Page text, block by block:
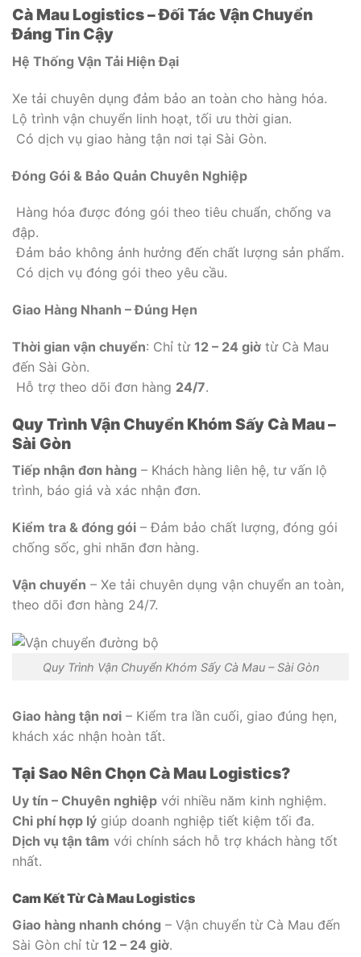
Cà Mau Logistics – Đối Tác Vận Chuyển
Đáng Tin Cậy
Hệ Thống Vận Tải Hiện Đại
Xe tải chuyên dụng đảm bảo an toàn cho hàng hóa.
Lộ trình vận chuyển linh hoạt, tối ưu thời gian.
Có dịch vụ giao hàng tận nơi tại Sài Gòn.
Đóng Gói & Bảo Quản Chuyên Nghiệp
Hàng hóa được đóng gói theo tiêu chuẩn, chống va
đập.
Đảm bảo không ảnh hưởng đến chất lượng sản phẩm.
Có dịch vụ đóng gói theo yêu cầu.
Giao Hàng Nhanh – Đúng Hẹn
Thời gian vận chuyển: Chỉ từ 12 – 24 giờ từ Cà Mau
đến Sài Gòn.
Hỗ trợ theo dõi đơn hàng 24/7.
Quy Trình Vận Chuyển Khóm Sấy Cà Mau –
Sài Gòn
Tiếp nhận đơn hàng – Khách hàng liên hệ, tư vấn lộ
trình, báo giá và xác nhận đơn.
Kiểm tra & đóng gói – Đảm bảo chất lượng, đóng gói
chống sốc, ghi nhãn đơn hàng.
Vận chuyển – Xe tải chuyên dụng vận chuyển an toàn,
theo dõi đơn hàng 24/7.
Quy Trình Vận Chuyển Khóm Sấy Cà Mau – Sài Gòn
Giao hàng tận nơi – Kiểm tra lần cuối, giao đúng hẹn,
khách xác nhận hoàn tất.
Tại Sao Nên Chọn Cà Mau Logistics?
Uy tín – Chuyên nghiệp với nhiều năm kinh nghiệm.
Chi phí hợp lý giúp doanh nghiệp tiết kiệm tối đa.
Dịch vụ tận tâm với chính sách hỗ trợ khách hàng tốt
nhất.
Cam Kết Từ Cà Mau Logistics
Giao hàng nhanh chóng – Vận chuyển từ Cà Mau đến
Sài Gòn chỉ từ 12 – 24 giờ.